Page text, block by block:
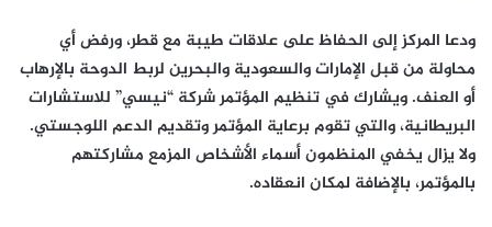
ودعا المركز إلى الحفاظ على علاقات طيبة مع قطر، ورفض أي
محاولة من قبل الإمارات والسعودية والبحرين لربط الدوحة بالإرهاب
أو العنف. ويشارك في تنظيم المؤتمر شركة “نيسي” للاستشارات
البريطانية، والتي تقوم برعاية المؤتمر وتقديم الدعم اللوجستي.
ولا يزال يخفي المنظمون أسماء الأشخاص المزمع مشاركتهم
بالمؤتمر، بالإضافة لمكان انعقاده.